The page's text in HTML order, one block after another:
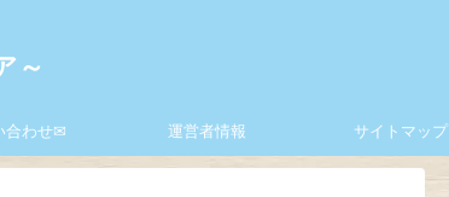
～
合わせ✉ 運営者情報 サイトマップ